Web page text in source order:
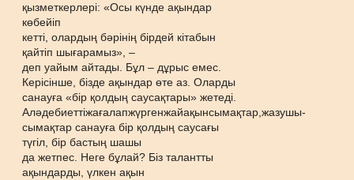
қызметкерлері: «Осы күнде ақындар
көбейіп
кетті, олардың бəрінің бірдей кітабын
қайтіп шығарамыз», –
деп уайым айтады. Бұл – дұрыс емес.
Керісінше, бізде ақындар өте аз. Оларды
санауға «бір қолдың саусақтары» жетеді.
Алəдебиеттіжағалапжүргенжайақынсымақтар,жазушы-
сымақтар санауға бір қолдың саусағы
түгіл, бір бастың шашы
да жетпес. Неге бұлай? Біз талантты
ақындарды, үлкен ақын